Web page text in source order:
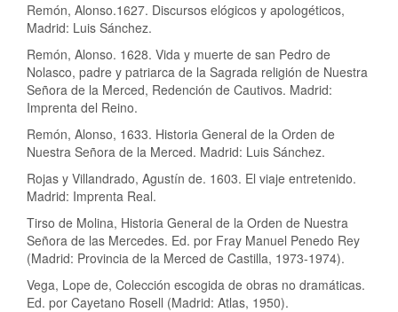
Remón, Alonso.1627. Discursos elógicos y apologéticos,
Madrid: Luis Sánchez.
Remón, Alonso. 1628. Vida y muerte de san Pedro de
Nolasco, padre y patriarca de la Sagrada religión de Nuestra
Señora de la Merced, Redención de Cautivos. Madrid:
Imprenta del Reino.
Remón, Alonso, 1633. Historia General de la Orden de
Nuestra Señora de la Merced. Madrid: Luis Sánchez.
Rojas y Villandrado, Agustín de. 1603. El viaje entretenido.
Madrid: Imprenta Real.
Tirso de Molina, Historia General de la Orden de Nuestra
Señora de las Mercedes. Ed. por Fray Manuel Penedo Rey
(Madrid: Provincia de la Merced de Castilla, 1973-1974).
Vega, Lope de, Colección escogida de obras no dramáticas.
Ed. por Cayetano Rosell (Madrid: Atlas, 1950).